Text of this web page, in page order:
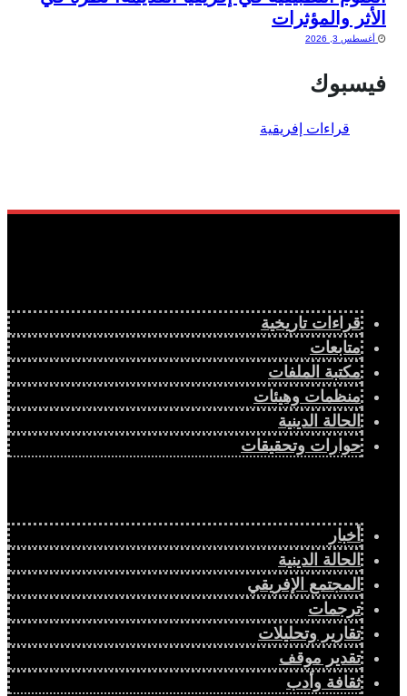
الأثر والمؤثرات
أغسطس 3, 2026
فيسبوك
قراءات تاريخية
متابعات
مكتبة الملفات
منظمات وهيئات
الحالة الدينية
حوارات وتحقيقات
أخبار
الحالة الدينية
المجتمع الإفريقي
ترجمات
تقارير وتحليلات
تقدير موقف
ثقافة وأدب